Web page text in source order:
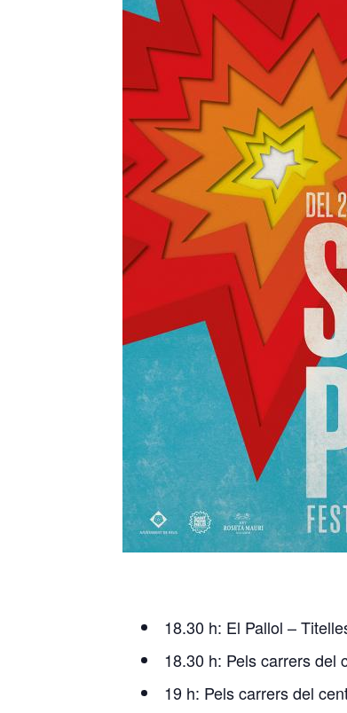
18.30 h: El Pallol –
18.30 h: Pels carrers del
19 h: Pels carrers del